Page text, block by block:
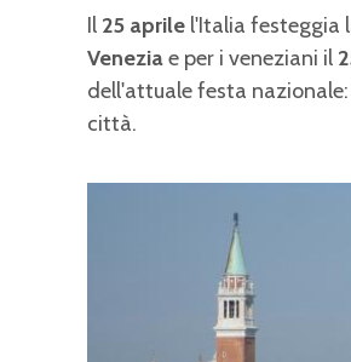
Il 25 aprile l'Italia festeggia
Veneziae per i veneziani il
dell'attuale festa
città.